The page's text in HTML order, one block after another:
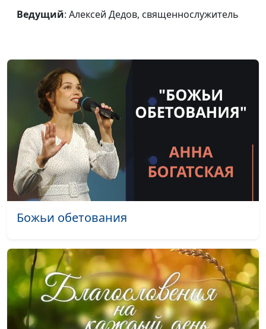
Что дает мне Бог?
(весна)
Как трудиться с Богом?
(осень)
Алексей Дедов,
#172
Как трудиться с Богом?
(лето)
Алексей Дедов,
священнослужитель
#171
Как трудиться с Богом?
(зима)
священнослужитель
Как трудиться с Богом?
Особое благословение
Иосифа (осень)
Алексей Дедов,
священнослужитель
#168
Особое благословение
Иосифа (лето)
Алексей Дедов,
священнослужитель
#167
Ведущий: Алексей Дедов, священнослужитель
Божьи обетования